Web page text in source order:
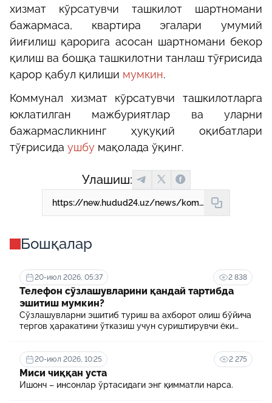
хизмат кўрсатувчи ташкилот шартномани
бажармаса, квартира эгалари умумий
йиғилиш қарорига асосан шартномани бекор
қилиш ва бошқа ташкилотни танлаш тўғрисида
қарор қабул қилиши мумкин.
Коммунал хизмат кўрсатувчи ташкилотларга
юклатилган мажбуриятлар ва уларни
бажармасликнинг ҳуқуқий оқибатлари
тўғрисида ушбу мақолада ўқинг.
Улашиш:
https://new.hudud24.uz/news/kommunal-khisobdorlik-khizmat-kursatuvchi-tashkilotlar-kandai-malumotlarni-ochiklab-borishga-mazhbur-1
Бошқалар
20-июл 2026, 05:37 2 838
Телефон сўзлашувларини қандай тартибда
эшитиш мумкин?
Сўзлашувларни эшитиб туриш ва ахборот олиш бўйича
тергов ҳаракатини ўтказиш учун суриштирувчи ёки
20-июл 2026, 10:25 2 275
Миси чиққан уста
Ишонч – инсонлар ўртасидаги энг қимматли нарса.